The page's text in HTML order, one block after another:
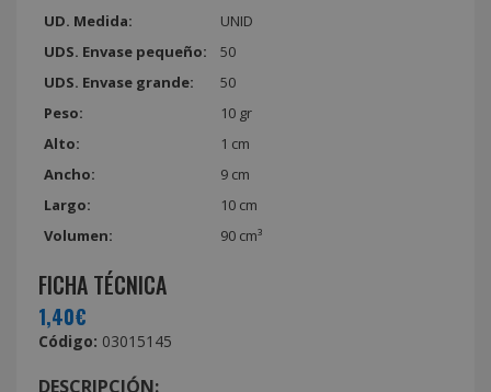
UD. Medida:
UNID
UDS. Envase pequeño:
50
UDS. Envase grande:
50
Peso:
10 gr
Alto:
1 cm
Ancho:
9 cm
Largo:
10 cm
Volumen:
90 cm³
FICHA TÉCNICA
1,40€
Código: 03015145
DESCRIPCIÓN: